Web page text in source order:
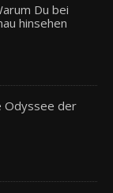
Du bei
hinsehen
Odyssee der